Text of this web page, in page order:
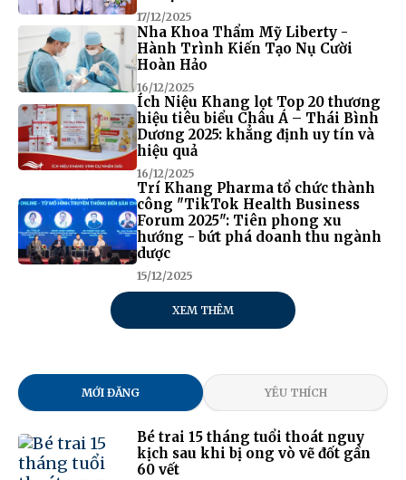
17/12/2025
Nha Khoa Thẩm Mỹ Liberty -
Hành Trình Kiến Tạo Nụ Cười
Hoàn Hảo
16/12/2025
Ích Niệu Khang lọt Top 20 thương
hiệu tiêu biểu Châu Á – Thái Bình
Dương 2025: khẳng định uy tín và
hiệu quả
16/12/2025
Trí Khang Pharma tổ chức thành
công "TikTok Health Business
Forum 2025": Tiên phong xu
hướng - bứt phá doanh thu ngành
dược
15/12/2025
XEM THÊM
MỚI ĐĂNG YÊU THÍCH
Bé trai 15 tháng tuổi thoát nguy
kịch sau khi bị ong vò vẽ đốt gần
60 vết